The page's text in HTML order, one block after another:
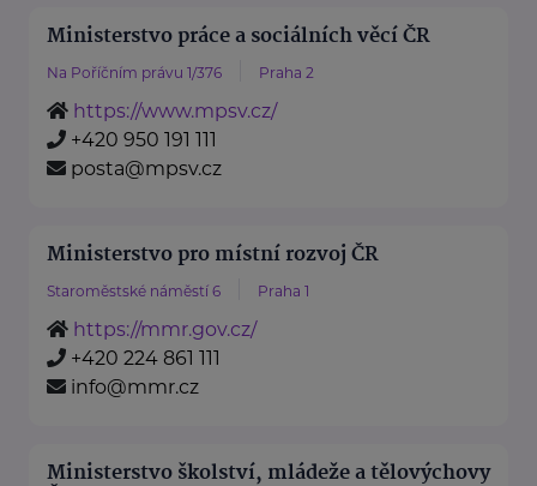
Ministerstvo práce a sociálních věcí ČR
Na Poříčním právu 1/376 Praha 2
https://www.mpsv.cz/
+420 950 191 111
posta@mpsv.cz
Ministerstvo pro místní rozvoj ČR
Staroměstské náměstí 6 Praha 1
https://mmr.gov.cz/
+420 224 861 111
info@mmr.cz
Ministerstvo školství, mládeže a tělovýchovy